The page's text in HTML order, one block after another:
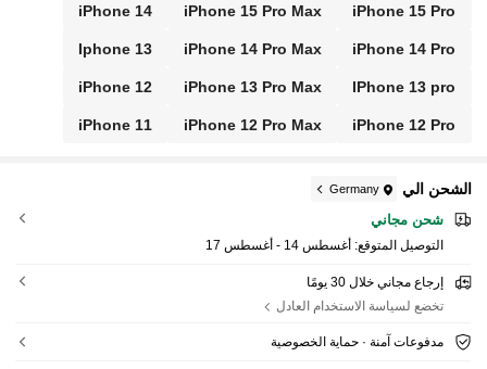
iPhone 15 Pro
iPhone 15 Pro Max
iPhone 14
iPhone 14 Pro
iPhone 14 Pro Max
Iphone 13
IPhone 13 pro
iPhone 13 Pro Max
iPhone 12
iPhone 12 Pro
iPhone 12 Pro Max
iPhone 11
الشحن الي Germany
شحن مجاني
التوصيل المتوقع: أغسطس 14 - أغسطس 17
إرجاع مجاني خلال 30 يومًا
تخضع لسياسة الاستخدام العادل
مدفوعات آمنة · حماية الخصوصية